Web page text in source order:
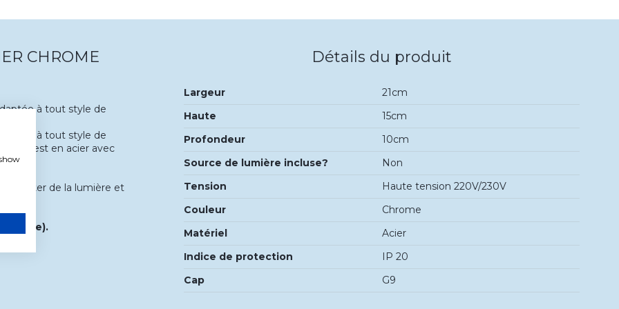
CHROME
à tout style de
à tout style de
est en acier avec
ajouter de la lumière et
incluse).
Détails du produit
Largeur
21cm
Haute
15cm
Profondeur
10cm
Source de lumière incluse?
Non
Tension
Haute tension 220V/230V
Couleur
Chrome
Matériel
Acier
Indice de protection
IP 20
Cap
G9